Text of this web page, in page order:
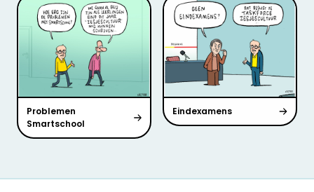
Problemen
Smartschool
Eindexamens